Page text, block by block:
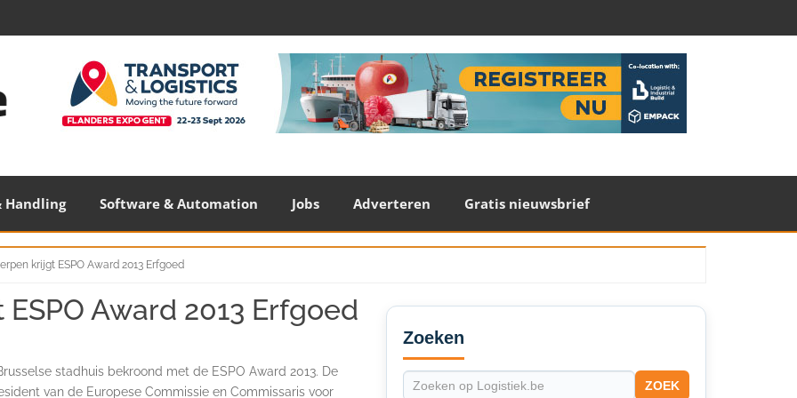
Handling Software & Automation Jobs Adverteren Gratis nieuwsbrief
krijgt ESPO Award 2013 Erfgoed
Award 2013 Erfgoed
stadhuis bekroond met de ESPO Award 2013. De
van de Europese Commissie en Commissaris voor
Secondary
Sidebar
Zoeken
ZOEK